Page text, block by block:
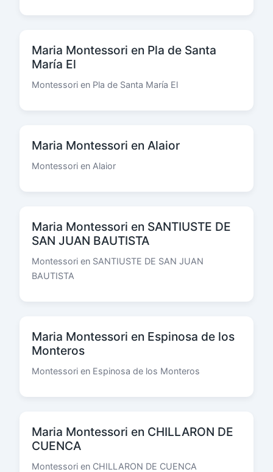
Maria Montessori en Pla de Santa
María El
Montessori en Pla de Santa María El
Maria Montessori en Alaior
Montessori en Alaior
Maria Montessori en SANTIUSTE DE
SAN JUAN BAUTISTA
Montessori en SANTIUSTE DE SAN JUAN
BAUTISTA
Maria Montessori en Espinosa de los
Monteros
Montessori en Espinosa de los Monteros
Maria Montessori en CHILLARON DE
CUENCA
Montessori en CHILLARON DE CUENCA